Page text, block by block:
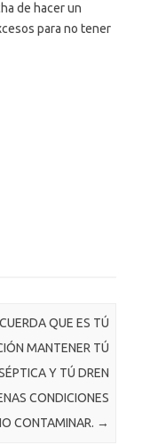
de hacer un
para no tener
QUE ES TÚ
MANTENER TÚ
Y TÚ DREN
CONDICIONES
CONTAMINAR. →